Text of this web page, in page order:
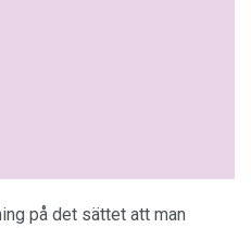
på det sättet att man